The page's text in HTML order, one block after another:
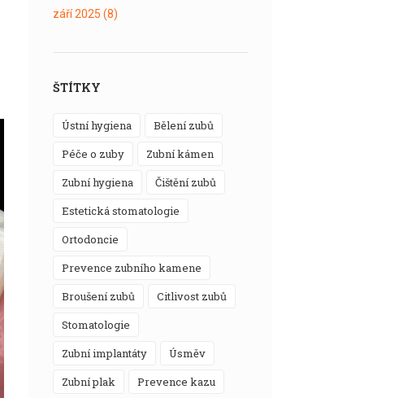
září 2025 (8)
ŠTÍTKY
ústní hygiena
bělení zubů
péče o zuby
zubní kámen
zubní hygiena
čištění zubů
estetická stomatologie
ortodoncie
prevence zubního kamene
broušení zubů
citlivost zubů
stomatologie
zubní implantáty
úsměv
zubní plak
prevence kazu